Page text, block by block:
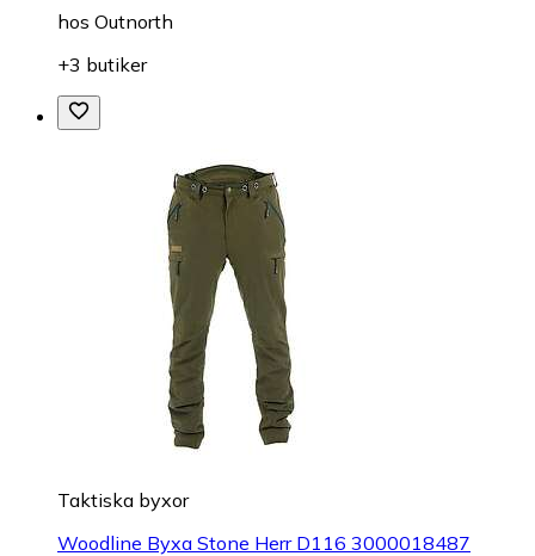
hos Outnorth
+3 butiker
Taktiska byxor
Woodline Byxa Stone Herr D116 3000018487